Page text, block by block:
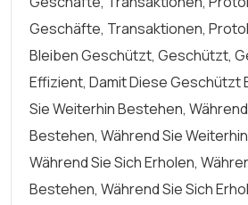
Geschäfte, Transaktionen,
Bleiben Geschützt, Geschützt,
Effizient, Damit Diese Geschützt
Sie Weiterhin Bestehen,
Bestehen, Während Sie
Während Sie Sich Erholen,
Bestehen, Während Sie Sich